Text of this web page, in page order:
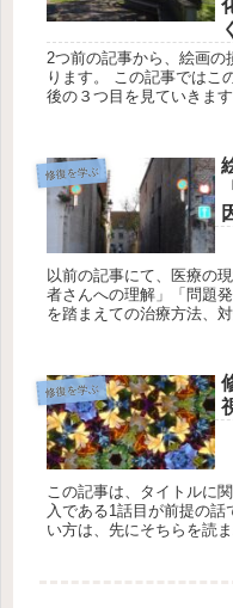
2つ前の記事から、絵画の
ります。 この記事ではこの大きく3つに分類した「損傷」の最
後の３つ目を見ていきます。 過去の処置に伴う損傷：処置
修復を学ぶ
以前の記事にて、医療の
者さんへの理解」「問題
を踏まえての治療方法、
修復を学ぶ
この記事は、タイトルに
入である1話目が前提の
い方は、先にそちらを読